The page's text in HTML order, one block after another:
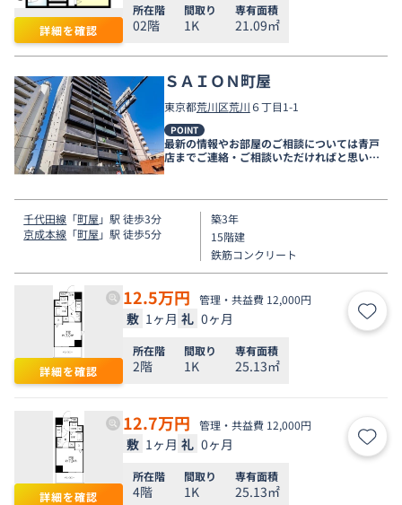
詳細を確認
所在階
02階
間取り
1K
専有面積
21.09㎡
ＳＡＩＯＮ町屋
東京都荒川区荒川 ６丁目1-1
POINT
最新の情報やお部屋のご相談については青戸
店までご連絡・ご相談いただければと思いま
す。
千代田線 「町屋 」駅 徒歩3分
京成本線 「町屋 」駅 徒歩5分
築3年
15階建
鉄筋コンクリート
詳細を確認
12.5万円 管理・共益費 12,000円
敷 1ヶ月 礼 0ヶ月 お気
所在階
2階
間取り
1K
専有面積
25.13㎡
詳細を確認
12.7万円 管理・共益費 12,000円
敷 1ヶ月 礼 0ヶ月 お気
所在階
4階
間取り
1K
専有面積
25.13㎡